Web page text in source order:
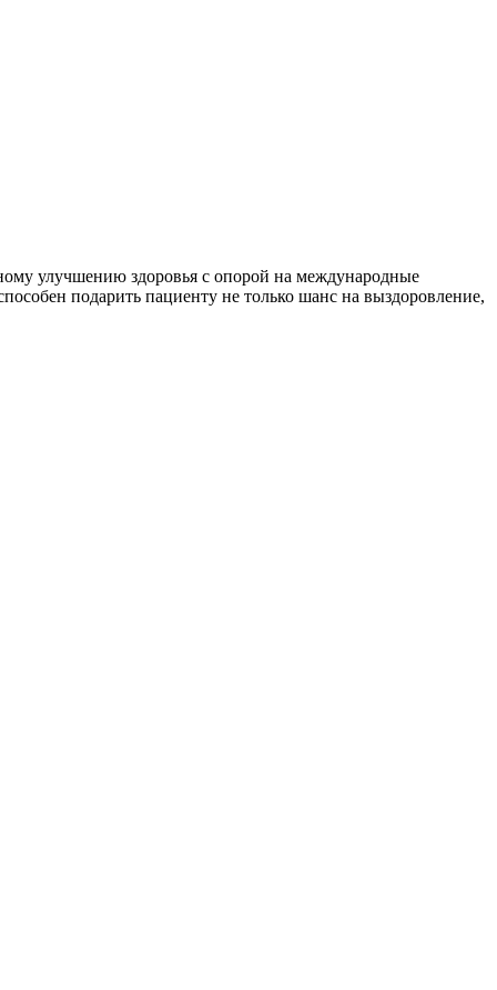
улучшению здоровья с опорой на международные
подарить пациенту не только шанс на выздоровление,